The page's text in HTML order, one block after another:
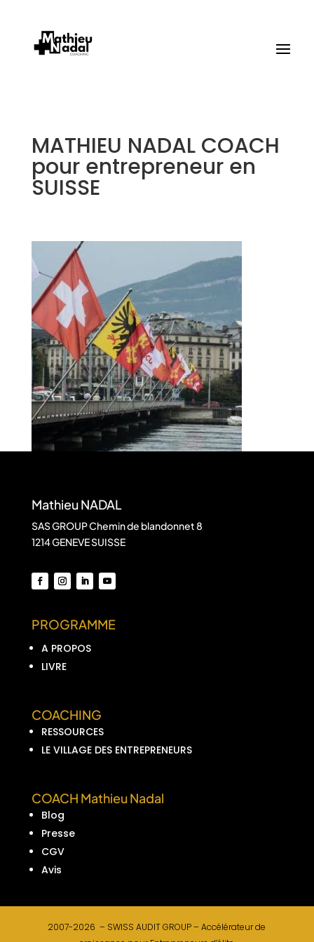
MATHIEU NADAL COACH
pour entrepreneur en
SUISSE
Mathieu NADAL
SAS GROUP Chemin de blandonnet 8
1214 GENEVE SUISSE
PROGRAMME
A PROPOS
LIVRE
COACHING
RESSOURCES
LE VILLAGE DES ENTREPRENEURS
COACH Mathieu Nadal
Blog
Presse
CGV
Avis
2007-2026 – SWISS AUDIT GROUP –Accélérateur de